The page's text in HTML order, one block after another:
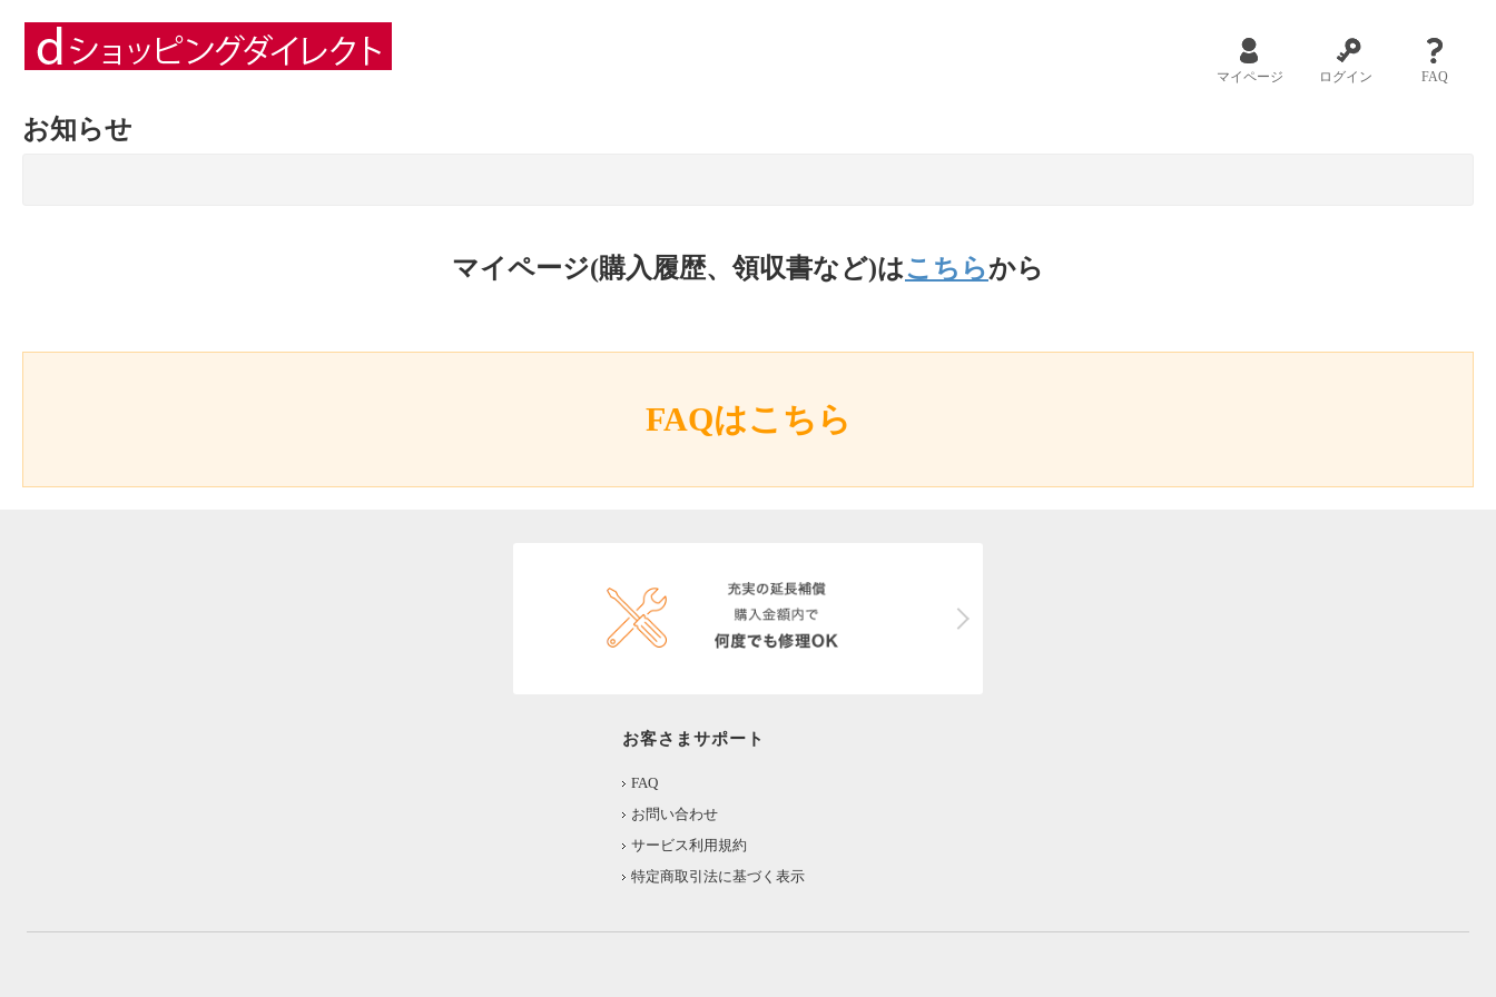
マイページ ログイン FAQ
お知らせ
マイページ(購入履歴、領収書など)はこちらから
FAQはこちら
お客さまサポート
FAQ
お問い合わせ
サービス利用規約
特定商取引法に基づく表示